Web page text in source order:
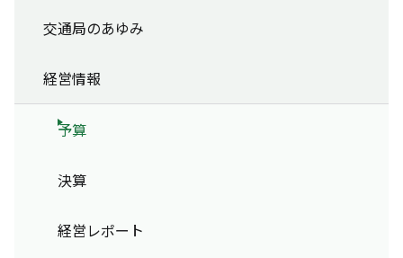
交通局のあゆみ
経営情報
予算
決算
経営レポート